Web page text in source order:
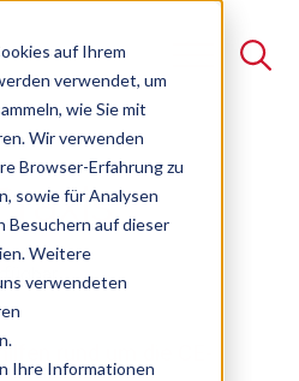
auf Ihrem
verwendet, um
wie Sie mit
Wir verwenden
Browser-Erfahrung zu
sowie für Analysen
Besuchern auf dieser
Weitere
verwendeten
Ihre Informationen
da das Suchfeld leer ist.
rund um die CE-